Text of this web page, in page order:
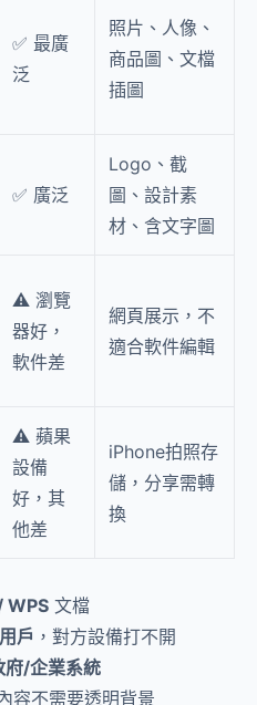
✅ 最廣
泛
照片、人像、
商品圖、文檔
插圖
✅ 廣泛
Logo、截
圖、設計素
材、含文字圖
⚠️ 瀏覽
器好，
軟件差
網頁展示，不
適合軟件編輯
⚠️ 蘋果
設備
好，其
他差
iPhone拍照存
儲，分享需轉
換
WPS 文檔
戶 ，對方設備打不開
府/企業系統
容不需要透明背景